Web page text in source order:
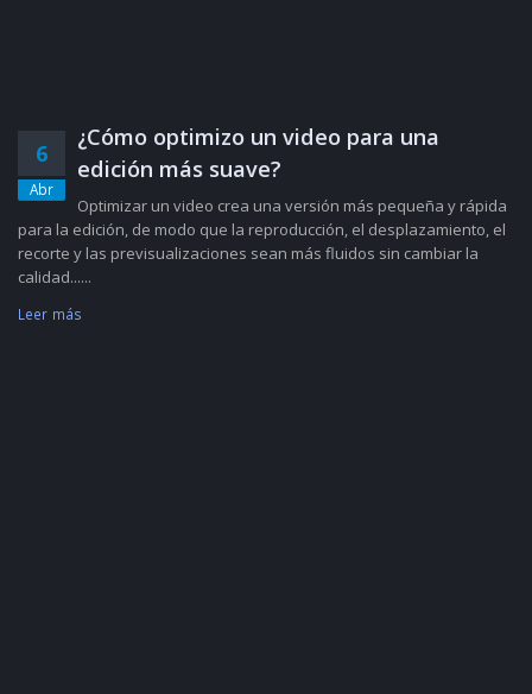
6
Abr
¿Cómo optimizo un video para una
edición más suave?
Optimizar un video crea una versión más pequeña y rápida
para la edición, de modo que la reproducción, el desplazamiento, el
recorte y las previsualizaciones sean más fluidos sin cambiar la
calidad......
Leer más